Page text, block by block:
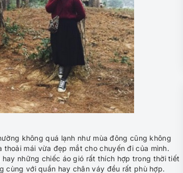
không quá lạnh như mùa đông cũng không
mái vừa đẹp mắt cho chuyến đi của mình.
những chiếc áo gió rất thích hợp trong thời tiết
cùng với quần hay chân váy đều rất phù hợp.